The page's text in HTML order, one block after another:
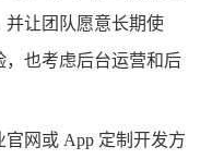
并让团队愿意长期使
，也考虑后台运营和后
官网或 App 定制开发方